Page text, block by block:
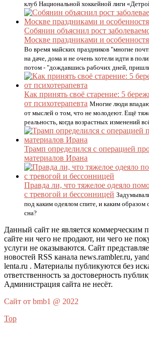
клуб Национальной хоккейной лиги
Собянин объяснил рост
Москве праздниками и
Во время майских праздников "многие
на даче, дома и не очень хотели идти в
потом - "дождавшись рабочих дней,
Как принять своё старение: 5
от психотерапевта Многие люди
от мыслей о том, что не молодеют. Ещё
реальность, когда возрастных изменений
Трамп определился с операцией
материалов Ирана
Правда ли, что тяжелое одеяло
с тревогой и бессонницей
под каким одеялом спите, и каким образом
сна?
Данный сайт не является коммерческим
сайте ни чего не продают, ни чего не
услуги не оказываются. Сайт
новостей RSS канала news.rambler.ru,
lenta.ru . Материалы публикуются без
ответственность за достоверность
Администрация сайта не несёт.
Сайт от bmb1 @ 2022
Top